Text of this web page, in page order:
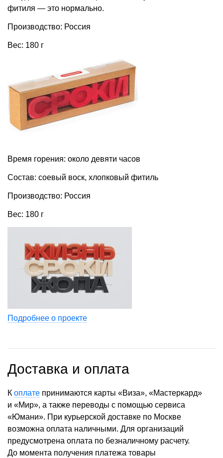
фитиля — это нормально.
Производство: Россия
Вес: 180 г
Время горения: около девяти часов
Состав: соевый воск, хлопковый фитиль
Производство: Россия
Вес: 180 г
Подробнее о проекте
Доставка и оплата
К оплате принимаются карты «Виза», «Мастеркард»
и «Мир», а также переводы с помощью сервиса
«Юмани». При курьерской доставке по Москве
возможна оплата наличными. Для организаций
предусмотрена оплата по безналичному расчету.
До момента получения платежа товары